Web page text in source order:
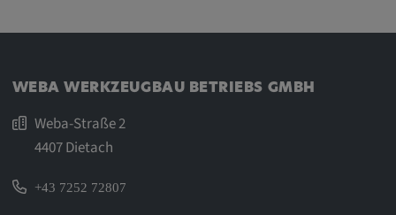
WEBA WERKZEUGBAU BETRIEBS GMBH
Weba-Straße 2
4407 Dietach
+43 7252 72807
Google LLC
Tyto soubory cookie se používají k